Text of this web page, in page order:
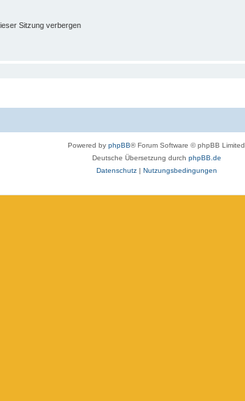
Sitzung verbergen
Powered by phpBB® Forum Software © phpBB Limited
Deutsche Übersetzung durch phpBB.de
Datenschutz| Nutzungsbedingungen